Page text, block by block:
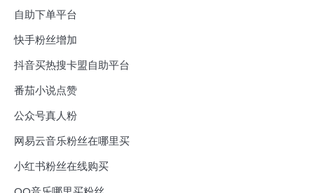
自助下单平台
快手粉丝增加
抖音买热搜卡盟自助平台
番茄小说点赞
公众号真人粉
网易云音乐粉丝在哪里买
小红书粉丝在线购买